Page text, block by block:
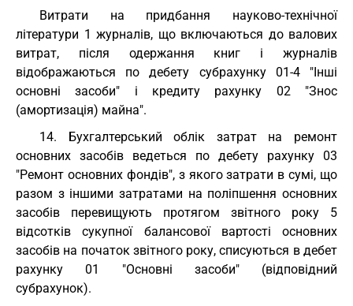
Витрати на придбання науково-технічної
літератури 1 журналів, що включаються до валових
витрат, після одержання книг і журналів
відображаються по дебету субрахунку 01-4 "Інші
основні засоби" і кредиту рахунку 02 "Знос
(амортизація) майна".
14. Бухгалтерський облік затрат на ремонт
основних засобів ведеться по дебету рахунку 03
"Ремонт основних фондів", з якого затрати в сумі, що
разом з іншими затратами на поліпшення основних
засобів перевищують протягом звітного року 5
відсотків сукупної балансової вартості основних
засобів на початок звітного року, списуються в дебет
рахунку 01 "Основні засоби" (відповідний
субрахунок).